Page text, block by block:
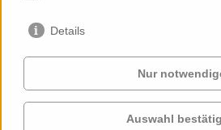
Details
Nur
Auswahl